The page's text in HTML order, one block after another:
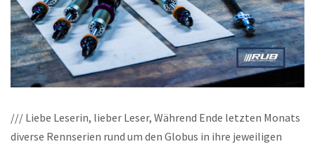
/// Liebe Leserin, lieber Leser, Während Ende letzten Monats
diverse Rennserien rund um den Globus in ihre jeweiligen